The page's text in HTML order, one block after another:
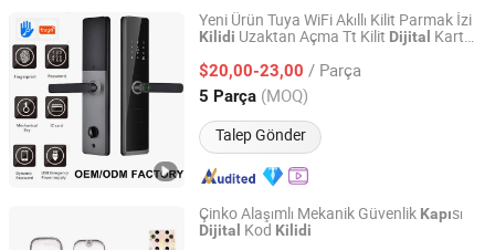
Elektronik Dijital Kilit, Ön
Kapı için Akıllı Kilit, Ahşap
Güvenlik Bahçe Kapıları
için Uygun nedir?
Biyometrik Parmak İzi
Kapı Kilidi nedir?
nedir?
Yeni Ürün Tuya WiFi Akıllı Kilit Parmak İzi
Kilidi Uzaktan Açma Tt Kilit Dijital Kart
$20,00-23,00 / Parça
5 Parça (MOQ)
Talep Gönder
Yongkang QianZhe Industry & Trade Co., Ltd.
Zhejiang, China Fiyat 2017
Çinko Alaşımlı Mekanik Güvenlik Kapısı
Dijital Kod Kilidi
EC Hardware Co., Ltd.